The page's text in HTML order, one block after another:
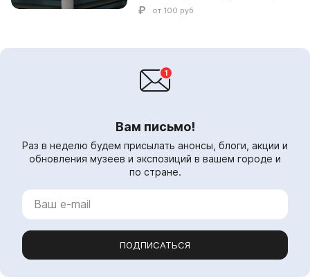
от 100 руб
Вам письмо!
Раз в неделю будем присылать анонсы, блоги, акции и
обновления музеев и экспозиций в вашем городе и
по стране.
ПОДПИСАТЬСЯ